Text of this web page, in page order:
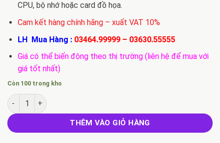
CPU, bộ nhớ hoặc card đồ họa.
Cam kết hàng chính hãng – xuất VAT 10%
LH Mua Hàng : 03464.99999– 03630.55555
Giá có thể biến động theo thị trường (liên hệ để mua với
giá tốt nhất)
Còn 100 trong kho
Mainboard MSI B450M MORTAR MAX (AMD B450, Socket
THÊM VÀO GIỎ HÀNG